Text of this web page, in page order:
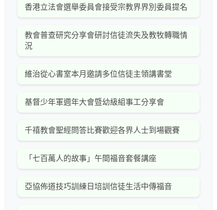
香港立法會選舉委員會接受宗教界界別委員提名
教會普查研究分享會研討信徒流失及教牧轉職情
況
維治從心書室本月邀請多位信徒主領講書堂
基督少年軍週年大會暨幼級組事工分享會
千禧教會聖經問答比賽歡迎各界人士到場觀賽
「七百萬人的故事」午間福音套餐講座
亞協佈道技巧訓練日培訓信徒生活中傳福音